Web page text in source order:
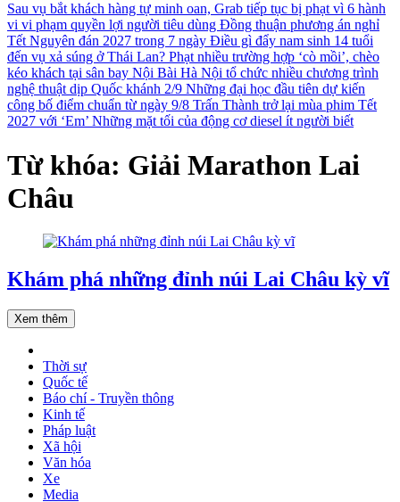
Sau vụ bắt khách hàng tự minh oan, Grab tiếp tục bị phạt vì 6 hành
vi vi phạm quyền lợi người tiêu dùng Đồng thuận phương án nghỉ
Tết Nguyên đán 2027 trong 7 ngày Điều gì đẩy nam sinh 14 tuổi
đến vụ xả súng ở Thái Lan? Phạt nhiều trường hợp ‘cò mồi’, chèo
kéo khách tại sân bay Nội Bài Hà Nội tổ chức nhiều chương trình
nghệ thuật dịp Quốc khánh 2/9 Những đại học đầu tiên dự kiến
công bố điểm chuẩn từ ngày 9/8 Trấn Thành trở lại mùa phim Tết
2027 với ‘Em’ Những mặt tối của động cơ diesel ít người biết
Từ khóa: Giải Marathon Lai
Châu
Khám phá những đỉnh núi Lai Châu kỳ vĩ
Xem thêm
Thời sự
Quốc tế
Báo chí - Truyền thông
Kinh tế
Pháp luật
Xã hội
Văn hóa
Xe
Media